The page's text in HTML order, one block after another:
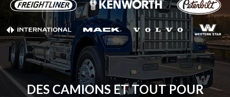
DES CAMIONS ET TOUT POUR